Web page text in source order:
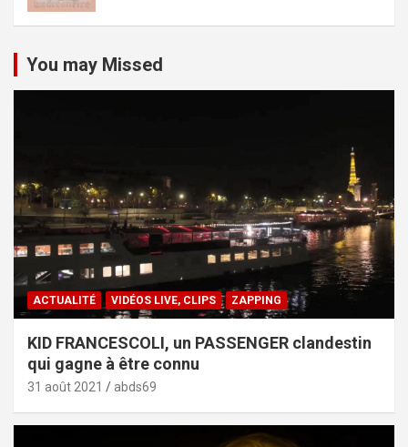
You may Missed
ACTUALITÉ VIDÉOS LIVE, CLIPS ZAPPING
KID FRANCESCOLI, un PASSENGER clandestin
qui gagne à être connu
31 août 2021 abds69